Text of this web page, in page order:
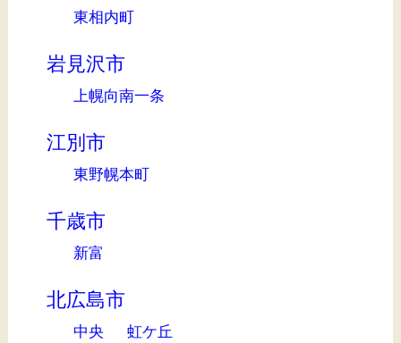
東相内町
岩見沢市
上幌向南一条
江別市
東野幌本町
千歳市
新富
北広島市
中央 虹ケ丘